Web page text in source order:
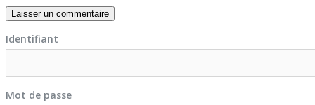
Identifiant
Mot de passe